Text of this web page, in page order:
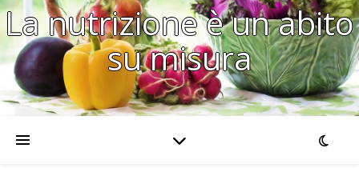
La nutrizione è un abito
su misura